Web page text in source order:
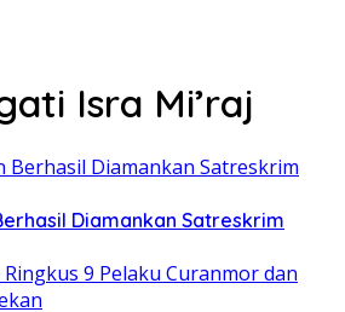
Isra Mi’raj
Diamankan Satreskrim